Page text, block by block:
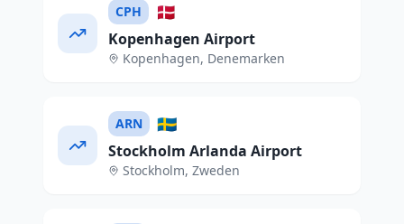
CPH 🇩🇰
Kopenhagen Airport
Kopenhagen, Denemarken
ARN 🇸🇪
Stockholm Arlanda Airport
Stockholm, Zweden